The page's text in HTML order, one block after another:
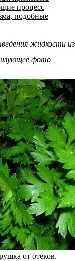
процесс
подобные
жидкости
фото
от отеков.